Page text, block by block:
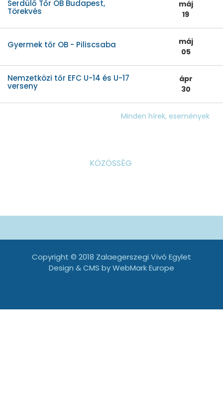
Serdülő Tőr OB Budapest,
Törekvés
máj
19
Gyermek tőr OB - Piliscsaba
máj
05
Nemzetközi tőr EFC U-14 és U-17
verseny
ápr
30
Minden hírek, események
KÖZÖSSÉG
Copyright © 2018 Zalaegerszegi Vívó Egylet
Design & CMS byWebMark Europe